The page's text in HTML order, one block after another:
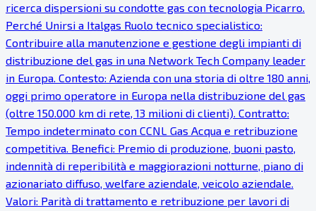
ricerca dispersioni su condotte gas con tecnologia Picarro.
Perché Unirsi a Italgas Ruolo tecnico specialistico:
Contribuire alla manutenzione e gestione degli impianti di
distribuzione del gas in una Network Tech Company leader
in Europa. Contesto: Azienda con una storia di oltre 180 anni,
oggi primo operatore in Europa nella distribuzione del gas
(oltre 150.000 km di rete, 13 milioni di clienti). Contratto:
Tempo indeterminato con CCNL Gas Acqua e retribuzione
competitiva. Benefici: Premio di produzione, buoni pasto,
indennità di reperibilità e maggiorazioni notturne, piano di
azionariato diffuso, welfare aziendale, veicolo aziendale.
Valori: Parità di trattamento e retribuzione per lavori di